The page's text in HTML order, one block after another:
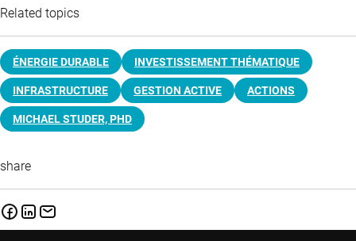
Related topics
ÉNERGIE DURABLE INVESTISSEMENT THÉMATIQUE
INFRASTRUCTURE GESTION ACTIVE ACTIONS
MICHAEL STUDER, PHD
share